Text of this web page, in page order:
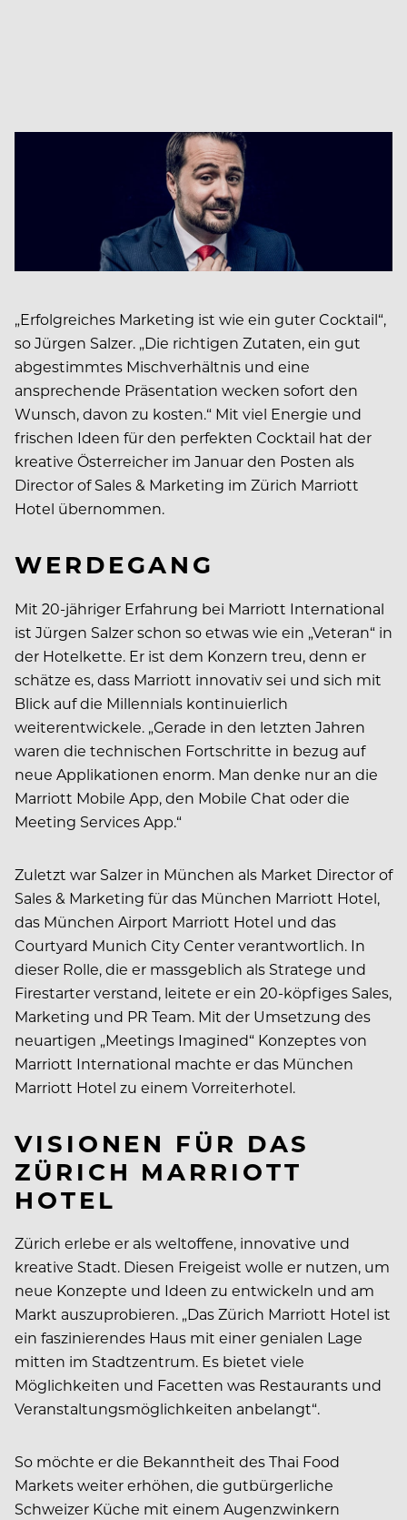
„Erfolgreiches Marketing ist wie ein guter Cocktail“,
so Jürgen Salzer. „Die richtigen Zutaten, ein gut
abgestimmtes Mischverhältnis und eine
ansprechende Präsentation wecken sofort den
Wunsch, davon zu kosten.“ Mit viel Energie und
frischen Ideen für den perfekten Cocktail hat der
kreative Österreicher im Januar den Posten als
Director of Sales & Marketing im Zürich Marriott
Hotel übernommen.
WERDEGANG
Mit 20-jähriger Erfahrung bei Marriott International
ist Jürgen Salzer schon so etwas wie ein „Veteran“ in
der Hotelkette. Er ist dem Konzern treu, denn er
schätze es, dass Marriott innovativ sei und sich mit
Blick auf die Millennials kontinuierlich
weiterentwickele. „Gerade in den letzten Jahren
waren die technischen Fortschritte in bezug auf
neue Applikationen enorm. Man denke nur an die
Marriott Mobile App, den Mobile Chat oder die
Meeting Services App.“
Zuletzt war Salzer in München als Market Director of
Sales & Marketing für das München Marriott Hotel,
das München Airport Marriott Hotel und das
Courtyard Munich City Center verantwortlich. In
dieser Rolle, die er massgeblich als Stratege und
Firestarter verstand, leitete er ein 20-köpfiges Sales,
Marketing und PR Team. Mit der Umsetzung des
neuartigen „Meetings Imagined“ Konzeptes von
Marriott International machte er das München
Marriott Hotel zu einem Vorreiterhotel.
VISIONEN FÜR DAS
ZÜRICH MARRIOTT
HOTEL
Zürich erlebe er als weltoffene, innovative und
kreative Stadt. Diesen Freigeist wolle er nutzen, um
neue Konzepte und Ideen zu entwickeln und am
Markt auszuprobieren. „Das Zürich Marriott Hotel ist
ein faszinierendes Haus mit einer genialen Lage
mitten im Stadtzentrum. Es bietet viele
Möglichkeiten und Facetten was Restaurants und
Veranstaltungsmöglichkeiten anbelangt“.
So möchte er die Bekanntheit des Thai Food
Markets weiter erhöhen, die gutbürgerliche
Schweizer Küche mit einem Augenzwinkern